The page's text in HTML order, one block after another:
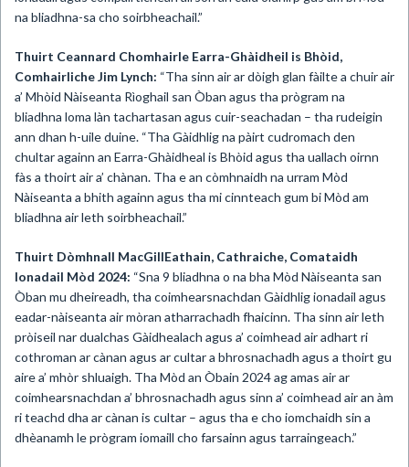
na bliadhna-sa cho soirbheachail.”
Thuirt Ceannard Chomhairle Earra-Ghàidheil is Bhòid,
Comhairliche Jim Lynch: “Tha sinn air ar dòigh glan fàilte a chuir air
a’ Mhòid Nàiseanta Rìoghail san Òban agus tha prògram na
bliadhna loma làn tachartasan agus cuir-seachadan – tha rudeigin
ann dhan h-uile duine. “Tha Gàidhlig na pàirt cudromach den
chultar againn an Earra-Ghàidheal is Bhòid agus tha uallach oirnn
fàs a thoirt air a’ chànan. Tha e an còmhnaidh na urram Mòd
Nàiseanta a bhith againn agus tha mi cinnteach gum bi Mòd am
bliadhna air leth soirbheachail.”
Thuirt Dòmhnall MacGillEathain, Cathraiche, Comataidh
Ionadail Mòd 2024: “Sna 9 bliadhna o na bha Mòd Nàiseanta san
Òban mu dheireadh, tha coimhearsnachdan Gàidhlig ionadail agus
eadar-nàiseanta air mòran atharrachadh fhaicinn. Tha sinn air leth
pròiseil nar dualchas Gàidhealach agus a’ coimhead air adhart ri
cothroman ar cànan agus ar cultar a bhrosnachadh agus a thoirt gu
aire a’ mhòr shluaigh. Tha Mòd an Òbain 2024 ag amas air ar
coimhearsnachdan a’ bhrosnachadh agus sinn a’ coimhead air an àm
ri teachd dha ar cànan is cultar – agus tha e cho iomchaidh sin a
dhèanamh le prògram iomaill cho farsainn agus tarraingeach.”